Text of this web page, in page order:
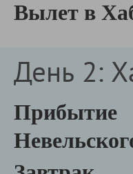
Вылет в
День 2: